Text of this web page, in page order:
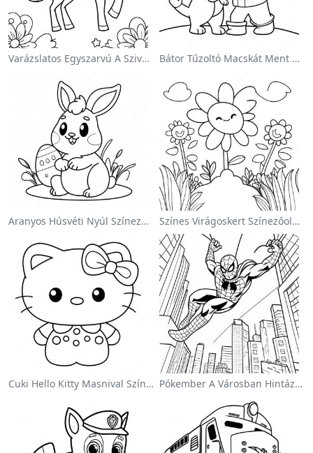
Varázslatos Egyszarvú A Szivárvány Színezőoldalon Bátor Tűzoltó Macskát Ment Színezőlap
Aranyos Húsvéti Nyúl Színezőoldalon Színes Virágoskert Színezőoldalon
Cuki Hello Kitty Masnival Színezőlap Pókember A Városban Hintázva Színezőlap